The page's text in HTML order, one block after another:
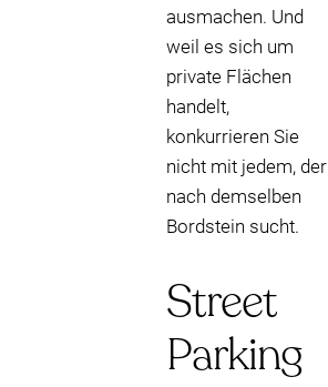
ausmachen. Und
weil es sich um
private Flächen
handelt,
konkurrieren Sie
nicht mit jedem, der
nach demselben
Bordstein sucht.
Street
Parking